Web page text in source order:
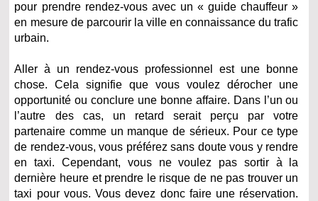
pour prendre rendez-vous avec un « guide chauffeur »
en mesure de parcourir la ville en connaissance du trafic
urbain.
Aller à un rendez-vous professionnel est une bonne
chose. Cela signifie que vous voulez dérocher une
opportunité ou conclure une bonne affaire. Dans l’un ou
l’autre des cas, un retard serait perçu par votre
partenaire comme un manque de sérieux. Pour ce type
de rendez-vous, vous préférez sans doute vous y rendre
en taxi. Cependant, vous ne voulez pas sortir à la
dernière heure et prendre le risque de ne pas trouver un
taxi pour vous. Vous devez donc faire une réservation.